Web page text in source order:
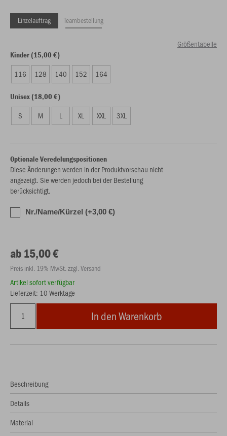
Einzelauftrag Teambestellung
Größentabelle
Kinder (15,00 €)
116 128 140 152 164
Unisex (18,00 €)
S M L XL XXL 3XL
Optionale Veredelungspositionen
Diese Änderungen werden in der Produktvorschau nicht
angezeigt. Sie werden jedoch bei der Bestellung
berücksichtigt.
Nr./Name/Kürzel (+3,00 €)
ab 15,00 €
Preis inkl. 19% MwSt. zzgl. Versand
Artikel sofort verfügbar
Lieferzeit: 10 Werktage
In den Warenkorb
Beschreibung
Details
Material